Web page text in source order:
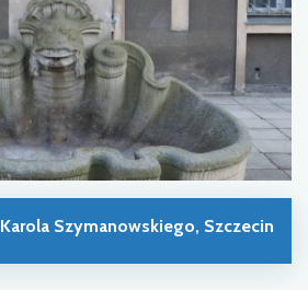
Karola Szymanowskiego, Szczecin